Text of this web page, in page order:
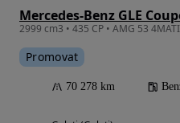
Promovat
70 278 km